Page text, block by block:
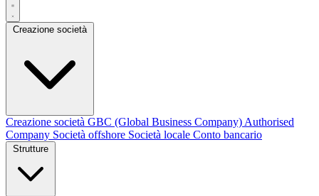
Creazione società
Creazione società GBC (Global Business Company) Authorised
Company Società offshore Società locale Conto bancario